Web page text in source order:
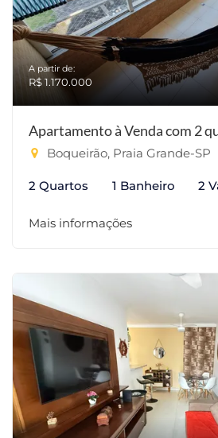
A partir de:
R$ 1.170.000
Apartamento à Venda com 2
Boqueirão, Praia Grande-SP
2 Quartos 1 Banheiro 2
Mais informações